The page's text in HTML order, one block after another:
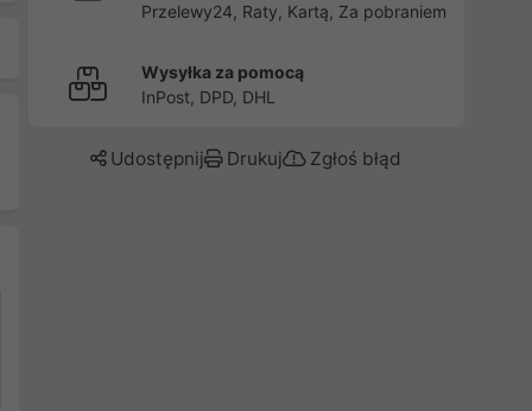
Przelewy24, Raty, Kartą, Za pobraniem
Wysyłka za pomocą
InPost, DPD, DHL
Udostępnij Drukuj Zgłoś błąd